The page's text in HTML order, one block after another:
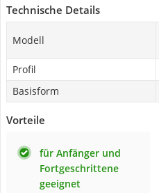
Technische Details
Modell
Profil
Basisform
Vorteile
für Anfänger und
Fortgeschrittene
geeignet